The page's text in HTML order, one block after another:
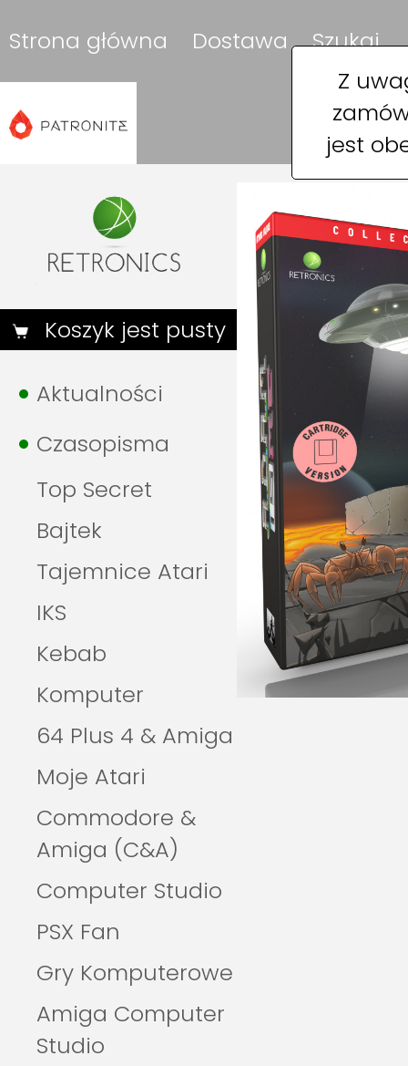
Z
jest
Strona główna Dostawa Szukaj
Koszyk jest pusty
Aktualności
Czasopisma
Top Secret
Bajtek
Tajemnice Atari
IKS
Kebab
Komputer
64 Plus 4 & Amiga
Moje Atari
Commodore &
Amiga (C&A)
Computer Studio
PSX Fan
Gry Komputerowe
Amiga Computer
Studio